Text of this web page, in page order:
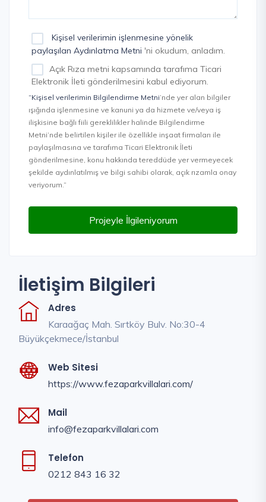
Kişisel verilerimin işlenmesine yönelik
paylaşılan Aydınlatma Metni 'ni okudum, anladım.
Açık Rıza metni kapsamında tarafıma Ticari
Elektronik İleti gönderilmesini kabul ediyorum.
“Kişisel verilerimin Bilgilendirme Metni’nde yer alan bilgiler
ışığında işlenmesine ve kanuni ya da hizmete ve/veya iş
ilişkisine bağlı fiili gereklilikler halinde Bilgilendirme
Metni’nde belirtilen kişiler ile özellikle inşaat firmaları ile
paylaşılmasına ve tarafıma Ticari Elektronik İleti
gönderilmesine, konu hakkında tereddüde yer vermeyecek
şekilde aydınlatılmış ve bilgi sahibi olarak, açık rızamla onay
veriyorum.”
Projeyle İlgileniyorum
İletişim Bilgileri
Adres
Karaağaç Mah. Sırtköy Bulv. No:30-4
Büyükçekmece/İstanbul
Web Sitesi
https://www.fezaparkvillalari.com/
Mail
info@fezaparkvillalari.com
Telefon
0212 843 16 32